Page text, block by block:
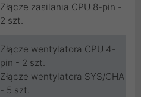
Złącze zasilania CPU 8-pin -
2 szt.
Złącze wentylatora CPU 4-
pin - 2 szt.
Złącze wentylatora SYS/CHA
- 5 szt.